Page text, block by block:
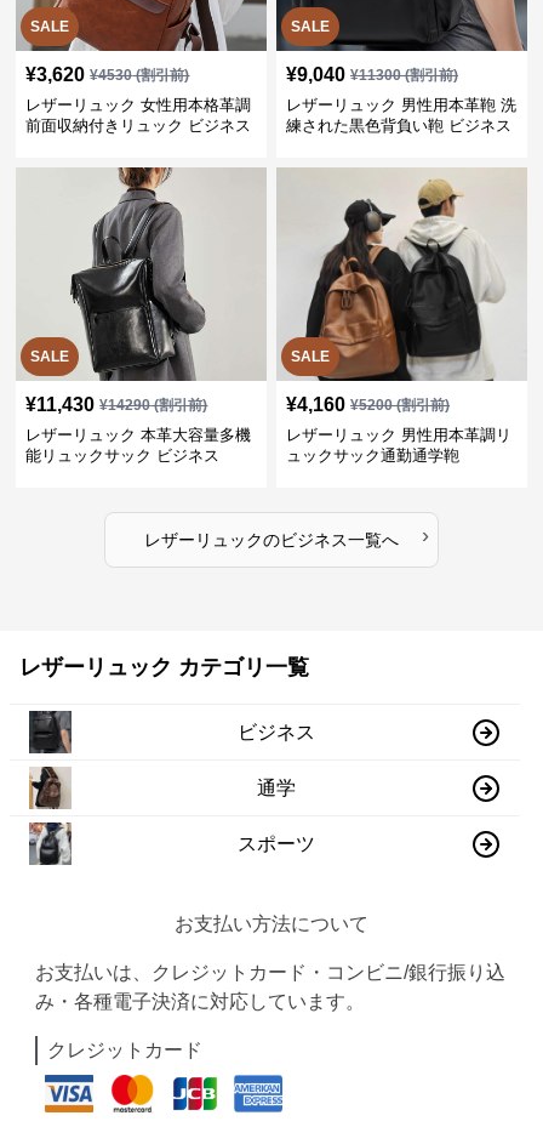
SALE
¥3,620 ¥4530(割引前)
レザーリュック 女性用本格革調
前面収納付きリュック ビジネス
SALE
¥9,040 ¥11300(割引前)
レザーリュック 男性用本革鞄 洗
練された黒色背負い鞄 ビジネス
SALE
¥11,430 ¥14290(割引前)
レザーリュック 本革大容量多機
能リュックサック ビジネス
SALE
¥4,160 ¥5200(割引前)
レザーリュック 男性用本革調リ
ュックサック通勤通学鞄
レザーリュックのビジネス一覧へ ›
レザーリュック カテゴリ一覧
ビジネス
通学
スポーツ
お支払い方法について
お支払いは、クレジットカード・コンビニ/銀行振り込
み・各種電子決済に対応しています。
クレジットカード